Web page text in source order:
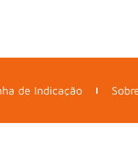
de Indicação